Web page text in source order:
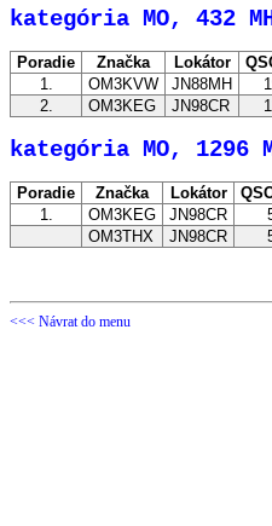
kategória MO, 432
Poradie Značka Lokátor
1.
OM3KVW JN88MH
2.
OM3KEG JN98CR
kategória MO, 1296
Poradie Značka Lokátor
1.
OM3KEG JN98CR
OM3THX
JN98CR
<<< Návrat do menu